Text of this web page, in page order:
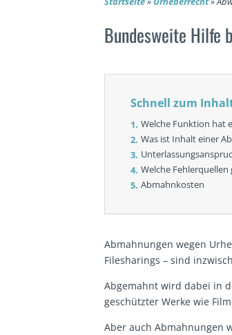
Bundesweite Hilfe
Schnell zum
Welche Funktion hat
Was ist Inhalt einer
Welche Fehlerquellen
Abmahnkosten
Abmahnungen wegen
Filesharings – sind
Abgemahnt wird dabei in
geschützter Werke wie
Aber auch Abmahnungen